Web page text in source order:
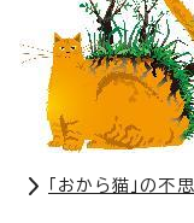
「おから猫」の不